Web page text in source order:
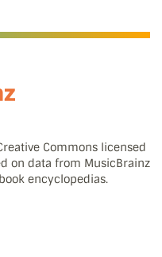
Commons licensed
on data from MusicBrainz
encyclopedias.